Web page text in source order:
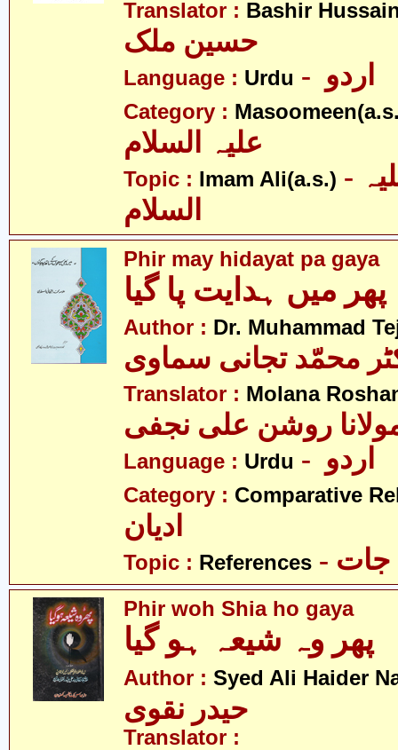
Translator : Bashir
حسین ملک
Language : Urdu
Category :
Topic : Imam Ali(a.s.) - امام علی علیہ
السلام
Phir may hidayat pa gaya
پھر میں ہدایت پا گیا
Author : Dr. Muhammad
محمّد تجانی سماوی
Translator : Molana
روشن علی نجفی
Language : Urdu
Category : Comparative
ادیان
Topic : References جات
Phir woh Shia ho gaya
Author : Syed Ali Haider
حیدر نقوی
Translator :